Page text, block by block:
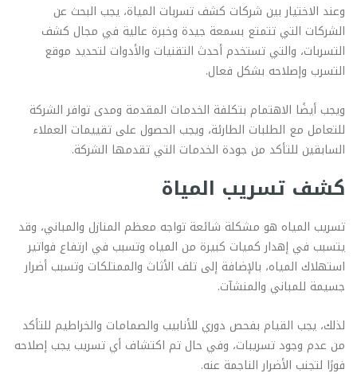
وعند الاختيار بين شركات كشف تسربات المياة، يجب البحث عن
الشركات التي تتمتع بسمعة جيدة وخبرة عالية في مجال كشف
التسربات، والتي تستخدم أحدث التقنيات والأدوات لتحديد موقع
التسرب وإصلاحه بشكل فعال.
ويجب أيضًا الاهتمام بتكلفة الخدمات المقدمة ومدى توافر الشركة
للتعامل مع الطلبات الطارئة، ويجب الحصول على تقييمات العملاء
السابقين للتأكد من جودة الخدمات التي تقدمها الشركة.
كشف تسريب المياة
تسريب المياه هو مشكلة شائعة تواجه معظم المنازل والمباني، وقد
يتسبب في إهدار كميات كبيرة من المياه وتسبب في ارتفاع فواتير
استهلاك المياه، بالإضافة إلى تلف الأثاث والممتلكات وتسبب أضرار
جسيمة للمباني والمنشآت.
لذلك، يجب القيام بفحص دوري للأنابيب والصمامات والخراطيم للتأكد
من عدم وجود تسريبات، وفي حال تم اكتشاف أي تسريب يجب إصلاحه
فورًا لتجنب الأضرار الناجمة عنه.